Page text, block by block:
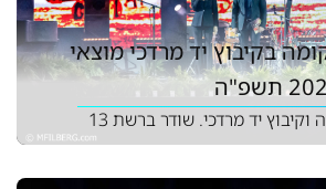
בקיבוץ יד מרדכי מוצאי
יד מרדכי. שודר ברשת 13